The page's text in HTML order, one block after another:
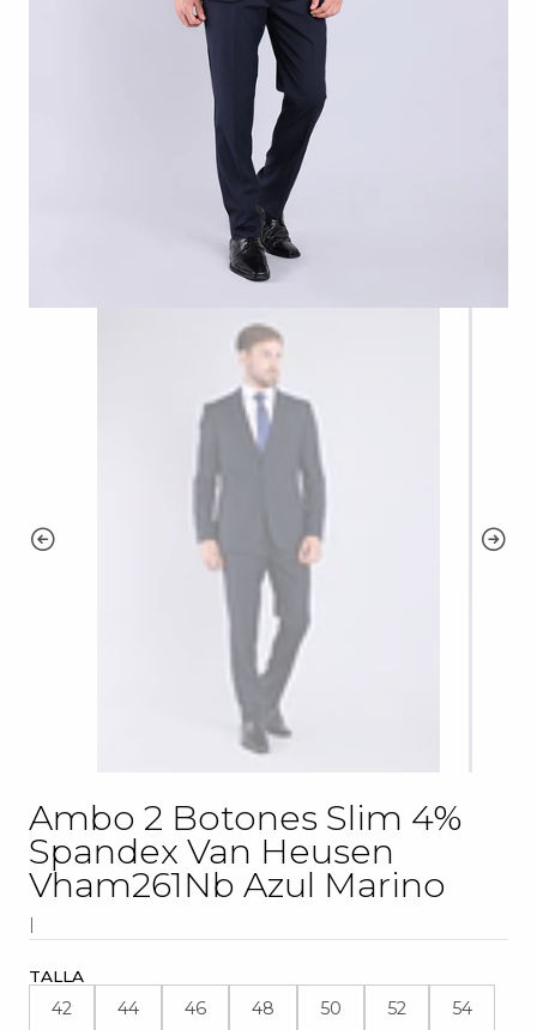
Ambo 2 Botones Slim 4%
Spandex Van Heusen
Vham261Nb Azul Marino
|
TALLA
42 44 46 48 50 52 54